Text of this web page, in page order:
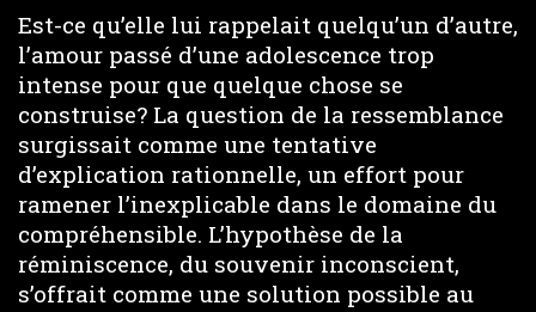
Est-ce qu’elle lui rappelait quelqu’un d’autre,
l’amour passé d’une adolescence trop
intense pour que quelque chose se
construise? La question de la ressemblance
surgissait comme une tentative
d’explication rationnelle, un effort pour
ramener l’inexplicable dans le domaine du
compréhensible. L’hypothèse de la
réminiscence, du souvenir inconscient,
s’offrait comme une solution possible au